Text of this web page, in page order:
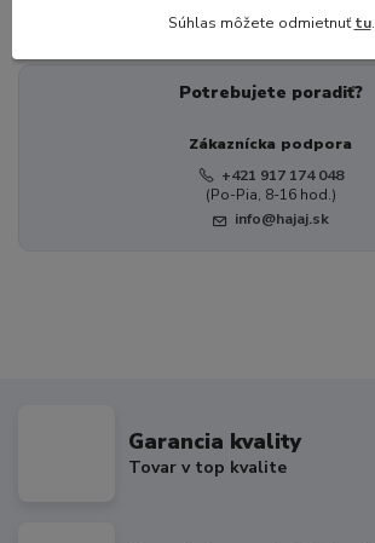
Potrebujete poradiť?
Zákaznícka podpora
+421 917 174 048
(Po-Pia, 8-16 hod.)
info@hajaj.sk
Garancia kvality
Tovar v top kvalite
Súhlas môžete odmietnuťtu.